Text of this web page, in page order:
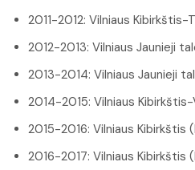
2011-2012: Vilniaus Kibirkštis-
2012-2013: Vilniaus Jaunieji
2013-2014: Vilniaus Jaunieji
2014-2015: Vilniaus Kibirkštis-
2015-2016: Vilniaus Kibirkštis
2016-2017: Vilniaus Kibirkštis